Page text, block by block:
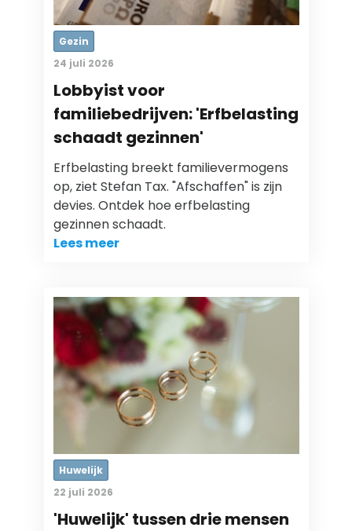
Gezin
24 juli 2026
Lobbyist voor
familiebedrijven: 'Erfbelasting
schaadt gezinnen'
Erfbelasting breekt familievermogens
op, ziet Stefan Tax. "Afschaffen" is zijn
devies. Ontdek hoe erfbelasting
gezinnen schaadt.
Lees meer
Huwelijk
22 juli 2026
'Huwelijk' tussen drie mensen